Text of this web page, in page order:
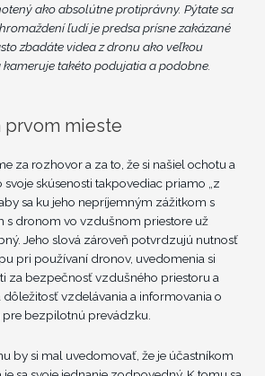
ako absolútne protiprávny. Pýtate sa
ľudí je predsa prísne zakázané
zbadáte videa z dronu ako veľkou
takéto podujatia a podobne.
prvom mieste
za rozhovor a za to, že si našiel ochotu a
skúsenosti takpovediac priamo „z
sa ku jeho nepríjemným zážitkom s
s dronom vo vzdušnom priestore už
Jeho slová zároveň potvrdzujú nutnosť
pri používaní dronov, uvedomenia si
za bezpečnosť vzdušného priestoru a
vzdelávania a informovania o
bezpilotnú prevádzku.
by si mal uvedomovať, že je účastníkom